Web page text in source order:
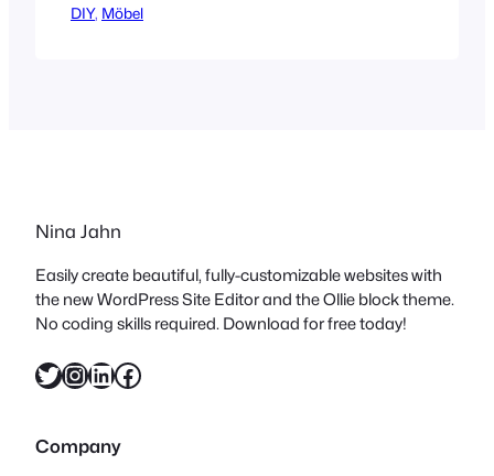
geben), dann das Ganze umzusetzen
DIY, Möbel
Nina Jahn
Easily create beautiful, fully-customizable websites with
the new WordPress Site Editor and the Ollie block theme.
No coding skills required. Download for free today!
Twitter InstagramLinkedIn Facebook
Company